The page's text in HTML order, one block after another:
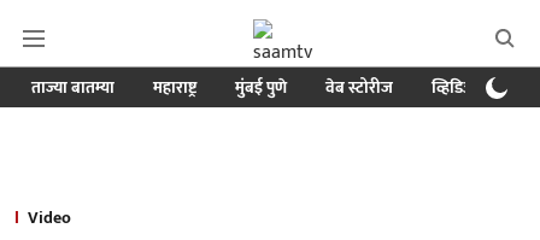
ताज्या बातम्या महाराष्ट्र मुंबई पुणे वेब स्टोरीज व्हिडिओ
Video